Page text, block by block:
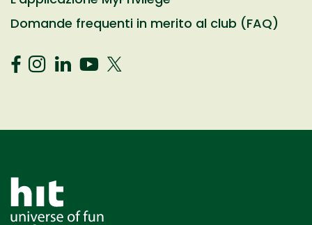
Domande frequenti in merito al club (FAQ)